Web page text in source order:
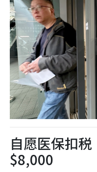
自愿医保扣
$8,000